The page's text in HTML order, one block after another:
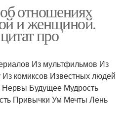
отношениях
и женщиной.
про
Из мультфильмов Из
комиксов Известных людей
Будущее Мудрость
Привычки Ум Мечты Лень